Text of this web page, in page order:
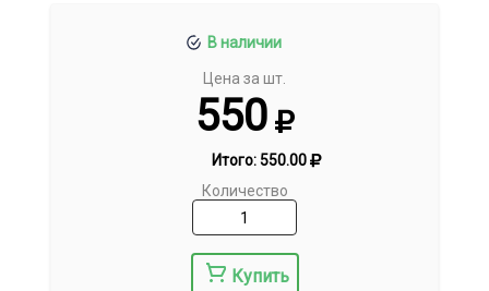
В наличии
Цена за шт.
550
Итого:550.00
Количество
Купить